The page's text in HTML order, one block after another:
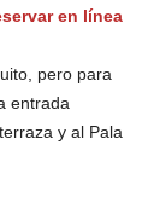
en línea
pero para
entrada
y al Pala